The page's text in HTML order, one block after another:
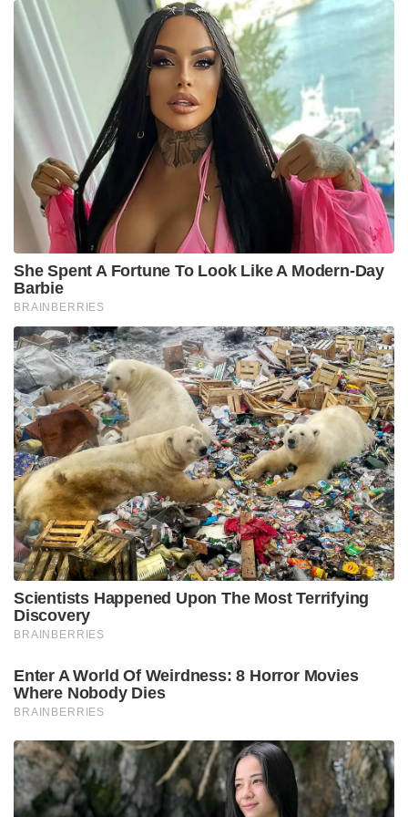
She Spent A Fortune To Look Like A Modern-Day
Barbie
BRAINBERRIES
Scientists Happened Upon The Most Terrifying
Discovery
BRAINBERRIES
Enter A World Of Weirdness: 8 Horror Movies
Where Nobody Dies
BRAINBERRIES